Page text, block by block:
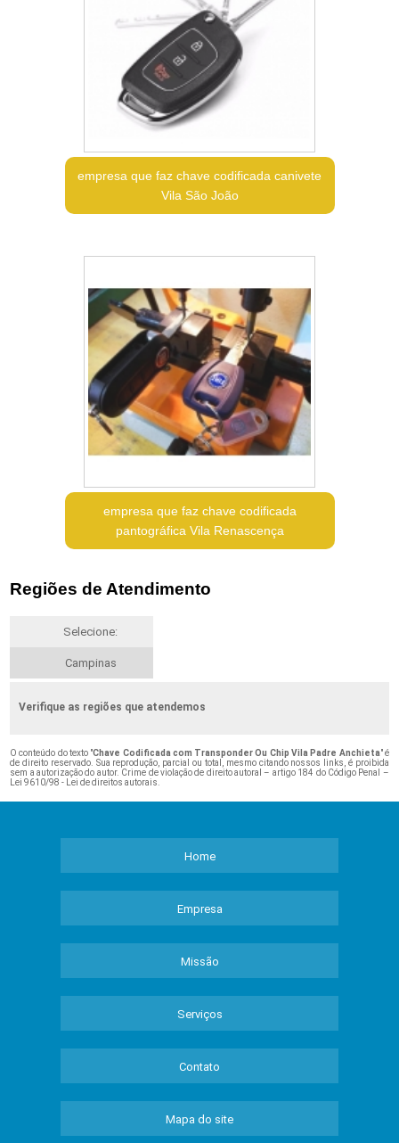
empresa que faz chave codificada canivete
Vila São João
empresa que faz chave codificada
pantográfica Vila Renascença
Regiões de Atendimento
Selecione:
Campinas
Verifique as regiões que atendemos
O conteúdo do texto "Chave Codificada com Transponder Ou Chip Vila Padre Anchieta" é
de direito reservado. Sua reprodução, parcial ou total, mesmo citando nossos links, é proibida
sem a autorização do autor. Crime de violação de direito autoral – artigo 184 do Código Penal –
Lei 9610/98 - Lei de direitos autorais
Home
Empresa
Missão
Serviços
Contato
Mapa do site